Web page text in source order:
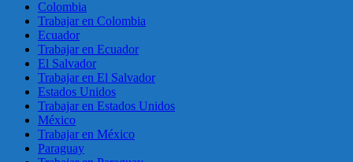
Colombia
Trabajar en Colombia
Ecuador
Trabajar en Ecuador
El Salvador
Trabajar en El Salvador
Estados Unidos
Trabajar en Estados Unidos
México
Trabajar en México
Paraguay